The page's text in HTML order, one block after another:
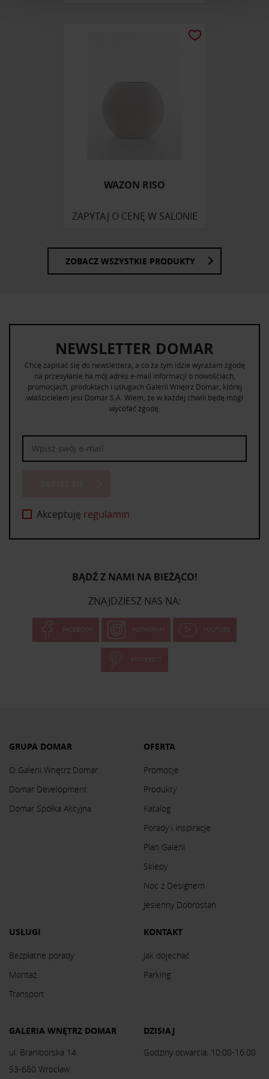
korzystasz z naszej witryny, udostępniamy partnerom
WAZON RISO
ZAPYTAJ O CENĘ W SALONIE
ZOBACZ WSZYSTKIE PRODUKTY
NEWSLETTER DOMAR
Chcę zapisać się do newslettera, a co za tym idzie wyrażam zgodę
na przesyłanie na mój adres e-mail informacji o nowościach,
promocjach, produktach i usługach Galerii Wnętrz Domar, której
właścicielem jest Domar S.A. Wiem, że w każdej chwili będę mógł
wycofać zgodę.
Akceptuję regulamin
BĄDŹ Z NAMI NA BIEŻĄCO!
ZNAJDZIESZ NAS NA:
FACEBOOK INSTAGRAM YOUTUBE
PINTEREST
GRUPA DOMAR
O Galerii Wnętrz Domar
Domar Development
Domar Spółka Akcyjna
OFERTA
Promocje
Produkty
Katalog
Porady i inspiracje
Plan Galerii
Sklepy
Noc z Designem
Jesienny Dobrostan
USŁUGI
Bezpłatne porady
Montaż
Transport
KONTAKT
Jak dojechać
Parking
GALERIA WNĘTRZ DOMAR
ul. Braniborska 14
53-680 Wrocław
DZISIAJ
Godziny otwarcia: 10:00-16:00